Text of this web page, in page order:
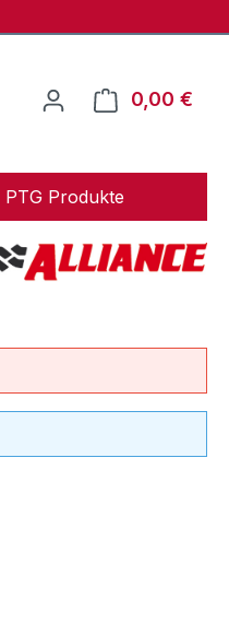
0,00 €
PTG Produkte